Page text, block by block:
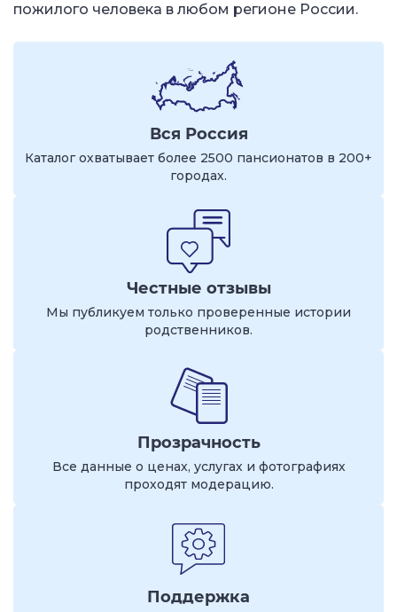
пожилого человека в любом регионе России.
Вся Россия
Каталог охватывает более 2500 пансионатов в 200+
городах.
Честные отзывы
Мы публикуем только проверенные истории
родственников.
Прозрачность
Все данные о ценах, услугах и фотографиях
проходят модерацию.
Поддержка